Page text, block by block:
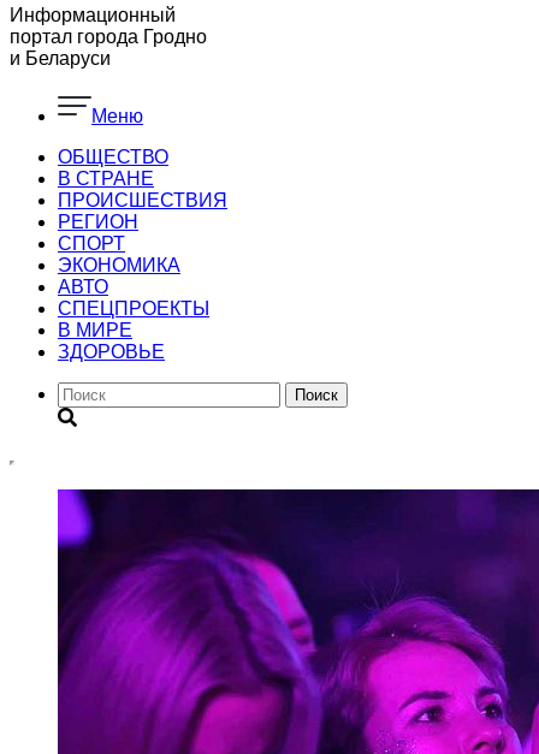
Информационный
портал города Гродно
и Беларуси
Меню
ОБЩЕСТВО
В СТРАНЕ
ПРОИСШЕСТВИЯ
РЕГИОН
CПОРТ
ЭКОНОМИКА
АВТО
СПЕЦПРОЕКТЫ
В МИРЕ
ЗДОРОВЬЕ
Поиск